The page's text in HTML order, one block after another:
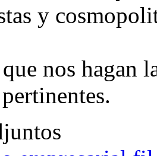
y
nos hagan